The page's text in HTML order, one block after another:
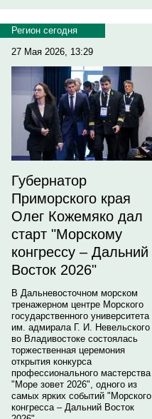
Регион сегодня
27 Мая 2026, 13:29
Губернатор
Приморского края
Олег Кожемяко дал
старт "Морскому
конгрессу – Дальний
Восток 2026"
В Дальневосточном морском
тренажерном центре Морского
государственного университета
им. адмирала Г. И. Невельского
во Владивостоке состоялась
торжественная церемония
открытия конкурса
профессионального мастерства
"Море зовет 2026", одного из
самых ярких событий "Морского
конгресса – Дальний Восток